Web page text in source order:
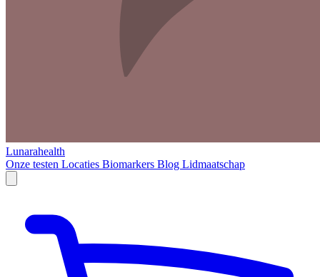
Lunarahealth
Onze testen Locaties Biomarkers Blog Lidmaatschap